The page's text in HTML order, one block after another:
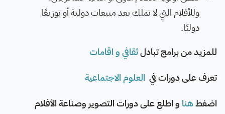
وللأفلام التي لا تملك بعد مبيعات دولية أو توزيعًا
دوليًا.
للمزيد من برامج تبادلثقافي و اقامات
تعرف على دورات في العلوم الاجتماعية
اضغطهنا و اطلع على دورات التصوير وصناعة الأفلام